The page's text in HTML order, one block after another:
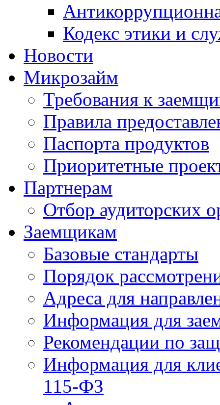
Кодекс этики и
Новости
Микрозайм
Требования к
Правила
Паспорта продуктов
Приоритетные
Партнерам
Отбор аудиторских
Заемщикам
Базовые стандарты
Порядок
Адреса для
Информация для
Рекомендации по
Информация для
115-ФЗ